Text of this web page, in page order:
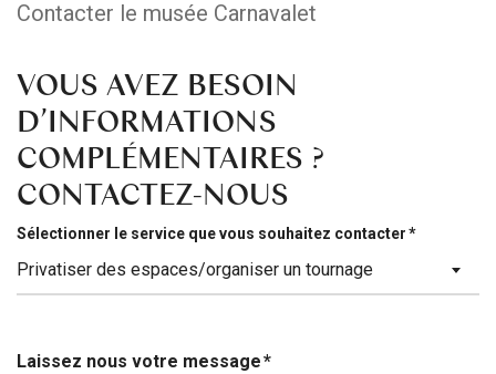
Contacter le musée Carnavalet
VOUS AVEZ BESOIN
D’INFORMATIONS
COMPLÉMENTAIRES ?
CONTACTEZ-NOUS
Privatiser des espaces/organiser un tournage
Sélectionner le service que vous souhaitez contacter
Laissez nous votre message